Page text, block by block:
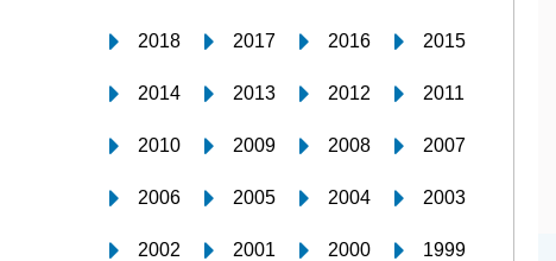
2018 2017 2016 2015
2014 2013 2012 2011
2010 2009 2008 2007
2006 2005 2004 2003
2002 2001 2000 1999